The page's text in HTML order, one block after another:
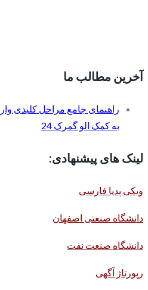
آخرین مطالب ما
راهنمای جامع مراحل کلیدی
به کمک الو گمرک 24
لینک های پیشنهادی:
ویکی پدیا فارسی
دانشگاه صنعتی اصفهان
دانشگاه صنعت نفت
رپورتاژ آگهی